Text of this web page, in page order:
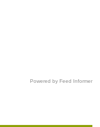
Powered by Feed Informer